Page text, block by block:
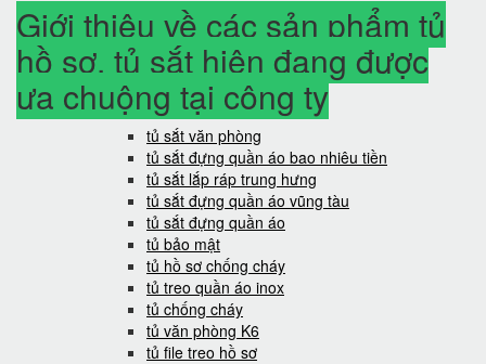
Giới thiệu về các sản phẩm tủ
hồ sơ, tủ sắt hiện đang được
ưa chuộng tại công ty
tủ sắt văn phòng
tủ sắt đựng quần áo bao nhiêu tiền
tủ sắt lắp ráp trung hưng
tủ sắt đựng quần áo vũng tàu
tủ sắt đựng quần áo
tủ bảo mật
tủ hồ sơ chống cháy
tủ treo quần áo inox
tủ chống cháy
tủ văn phòng K6
tủ file treo hồ sơ